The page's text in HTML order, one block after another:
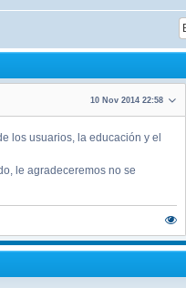
10 Nov 2014 22:58
los usuarios, la educación y el
le agradeceremos no se